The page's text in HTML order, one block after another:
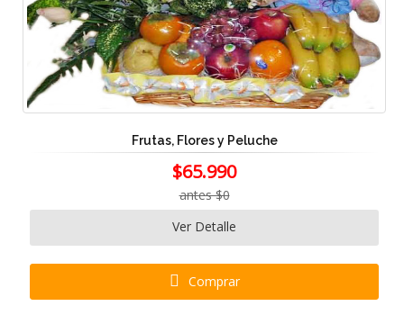
Frutas, Flores y Peluche
$65.990
antes $0
Ver Detalle
Comprar